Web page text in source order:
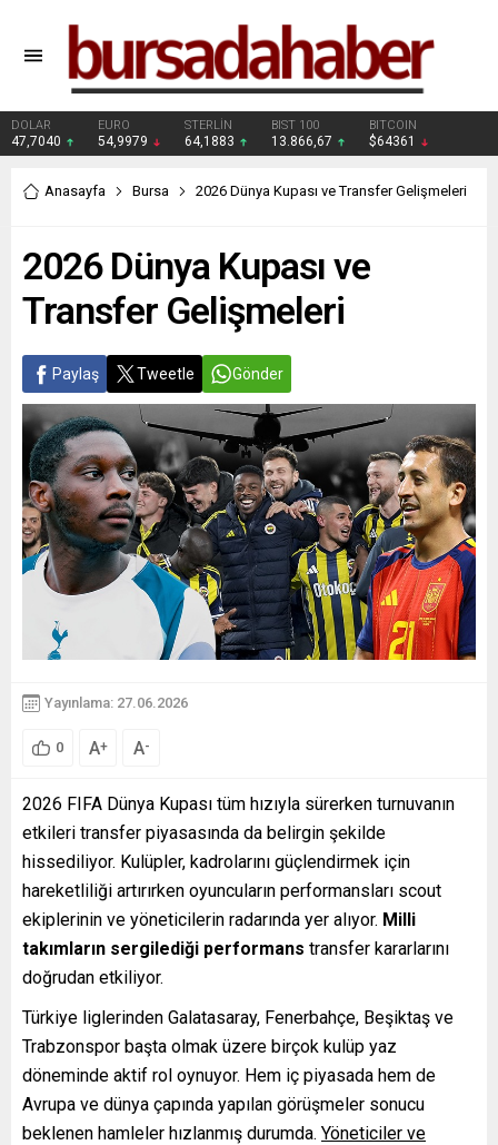
DOLAR
47,7040
EURO
54,9979
STERLİN
64,1883
BIST 100
13.866,67
BITCOIN
$64361
Anasayfa Bursa 2026 Dünya Kupası ve Transfer Gelişmeleri
2026 Dünya Kupası ve
Transfer Gelişmeleri
Paylaş Tweetle Gönder
Yayınlama: 27.06.2026
0 A+ A-
2026 FIFA Dünya Kupası tüm hızıyla sürerken turnuvanın
etkileri transfer piyasasında da belirgin şekilde
hissediliyor. Kulüpler, kadrolarını güçlendirmek için
hareketliliği artırırken oyuncuların performansları scout
ekiplerinin ve yöneticilerin radarında yer alıyor. Milli
takımların sergilediği performans transfer kararlarını
doğrudan etkiliyor.
Türkiye liglerinden Galatasaray, Fenerbahçe, Beşiktaş ve
Trabzonspor başta olmak üzere birçok kulüp yaz
döneminde aktif rol oynuyor. Hem iç piyasada hem de
Avrupa ve dünya çapında yapılan görüşmeler sonucu
beklenen hamleler hızlanmış durumda. Yöneticiler ve